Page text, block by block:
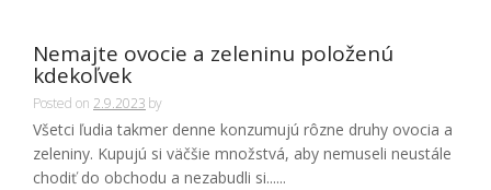
Nemajte ovocie a zeleninu položenú
kdekoľvek
Posted on 2.9.2023 by
Všetci ľudia takmer denne konzumujú rôzne druhy ovocia a
zeleniny. Kupujú si väčšie množstvá, aby nemuseli neustále
chodiť do obchodu a nezabudli si......